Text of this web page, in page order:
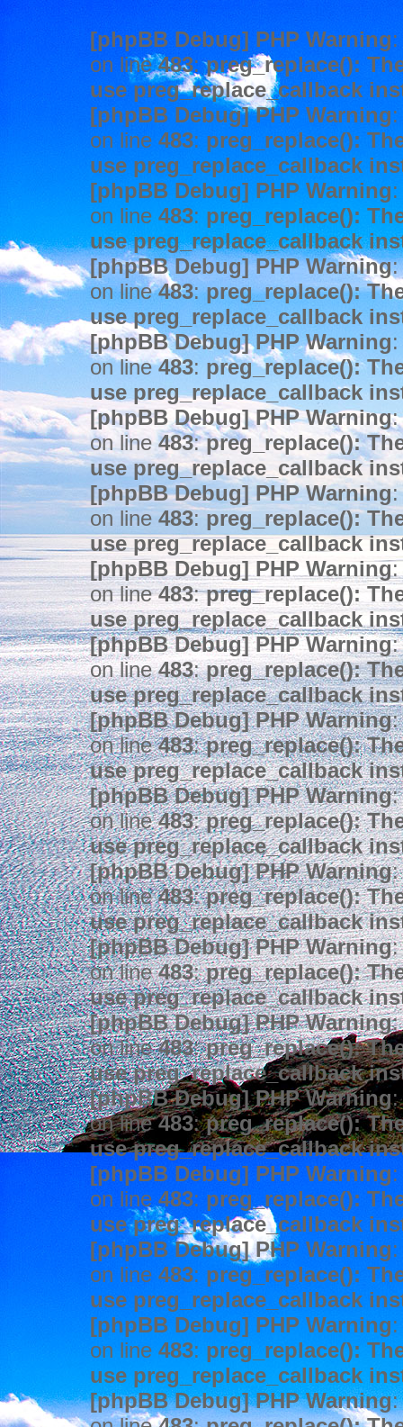
[phpBB Debug] PHP Warning
on line483:preg_replace():
use preg_replace_callback
[phpBB Debug] PHP Warning
on line 483: preg_replace():
use preg_replace_callback
[phpBB Debug] PHP Warning
on line 483: preg_replace():
use preg_replace_callback
[phpBB Debug] PHP Warning:
on line483:preg_replace():
use preg_replace_callback
[phpBB Debug] PHP Warning
on line483: preg_replace():
use preg_replace_callback
[phpBB Debug] PHP Warning:
on line483:preg_replace():
use preg_replace_callback
[phpBB Debug] PHP Warning:
on line 483:preg_replace():
use preg_replace_callback
[phpBB Debug] PHP Warning:
on line483:preg_replace():
use preg_replace_callback
[phpBB Debug] PHP Warning:
on line483:preg_replace():
use preg_replace_callback
[phpBB Debug] PHP Warning:
on line483:preg_replace():
use preg_replace_callback
[phpBB Debug] PHP Warning:
on line483:preg_replace():
use preg_replace_callback
[phpBB Debug] PHP Warning:
on line483:preg_replace():
use preg_replace_callback
[phpBB Debug] PHP Warning:
on line483:preg_replace():
use preg_replace_callback
[phpBB Debug] PHP Warning:
on line483:preg_replace():
use preg_replace_callback
[phpBB Debug] PHP Warning:
on line483:preg_replace():
use preg_replace_callback
[phpBB Debug] PHP Warning
on line 483: preg_replace():
use preg_replace_callback
[phpBB Debug] PHP Warning
on line 483: preg_replace():
use preg_replace_callback
[phpBB Debug] PHP Warning
on line 483: preg_replace():
use preg_replace_callback
[phpBB Debug] PHP Warning: